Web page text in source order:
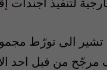
تشير الى تورّط
مرجّح من قبل احد